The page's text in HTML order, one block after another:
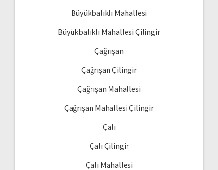
Büyükbalıklı Mahallesi
Büyükbalıklı Mahallesi Çilingir
Çağrışan
Çağrışan Çilingir
Çağrışan Mahallesi
Çağrışan Mahallesi Çilingir
Çalı
Çalı Çilingir
Çalı Mahallesi